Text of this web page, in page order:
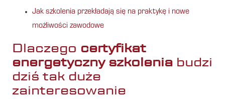
Jak szkolenia przekładają się na praktykę i nowe
możliwości zawodowe
Dlaczego certyfikat
energetyczny szkolenia budzi
dziś tak duże
zainteresowanie